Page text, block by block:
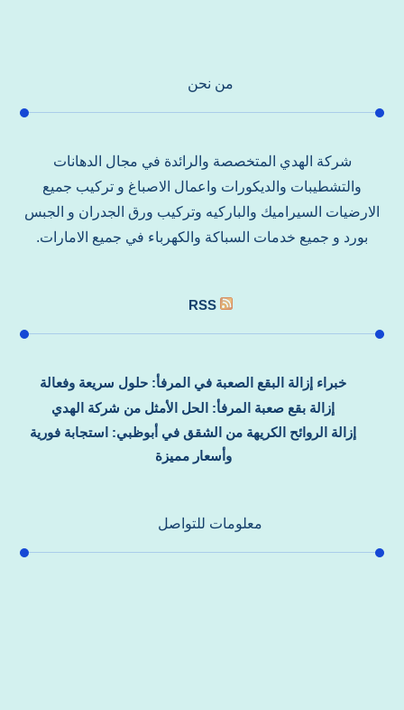
من نحن
شركة الهدي المتخصصة والرائدة في مجال الدهانات
والتشطيبات والديكورات واعمال الاصباغ و تركيب جميع
الارضيات السيراميك والباركيه وتركيب ورق الجدران و الجبس
بورد و جميع خدمات السباكة والكهرباء في جميع الامارات.
RSS
خبراء إزالة البقع الصعبة في المرفأ: حلول سريعة وفعالة
إزالة بقع صعبة المرفأ: الحل الأمثل من شركة الهدي
إزالة الروائح الكريهة من الشقق في أبوظبي: استجابة فورية
وأسعار مميزة
معلومات للتواصل